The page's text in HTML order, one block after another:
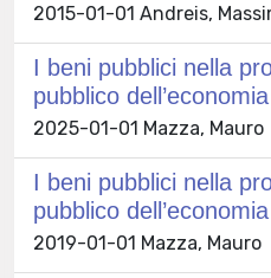
2015-01-01 Andreis,
I beni pubblici nella
pubblico dell’economia
2025-01-01 Mazza, Mauro
I beni pubblici nella
pubblico dell’economia
2019-01-01 Mazza, Mauro